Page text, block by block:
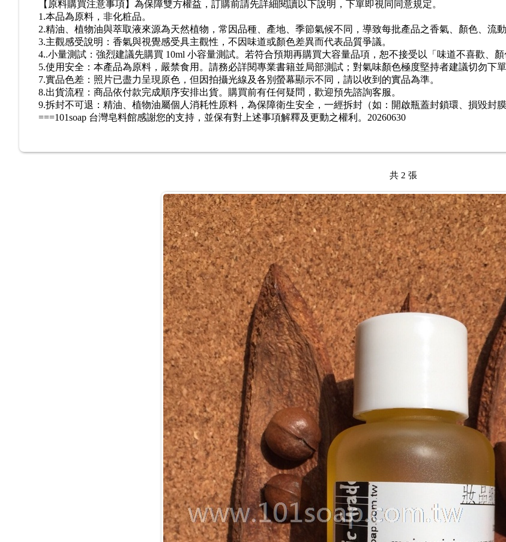
【原料購買注意事項】為保障雙方權益，訂購前請先詳細閱讀以下說明，下單即視同同意規定。
1.本品為原料，非化粧品。
2.精油、植物油與萃取液來源為天然植物，常因品種、產地、季節氣候不同，導致每批產品之香氣、顏色、流
3.主觀感受說明： 香氣與視覺感受具主觀性，不因味道或顏色差異而代表品質爭議。
4..小量測試： 強烈建議先購買 10ml 小容量測試。若符合預期再購買大容量品項，恕不接受以「味道不喜歡、
5.使用安全：本產品為原料，嚴禁食用。請務必詳閱專業書籍並局部測試；對氣味顏色極度堅持者建議切勿下單
7.實品色差： 照片已盡力呈現原色，但因拍攝光線及各別螢幕顯示不同，請以收到的實品為準。
8.出貨流程： 商品依付款完成順序安排出貨。購買前有任何疑問，歡迎預先諮詢客服。
9.拆封不可退： 精油、植物油屬個人消耗性原料，為保障衛生安全，一經拆封（如：開啟瓶蓋封鎖環、損毀封
===101soap 台灣皂料館感謝您的支持，並保有對上述事項解釋及更動之權利。 20260630
共 2 張